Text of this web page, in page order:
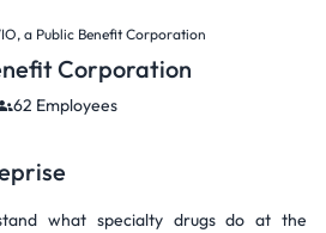
a Public Benefit Corporation
Corporation
62 Employees
what specialty drugs do at the